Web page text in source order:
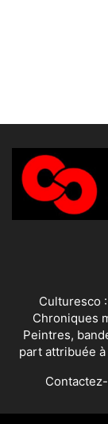
Culturesco
Chroniques
Peintres,
part attribuée